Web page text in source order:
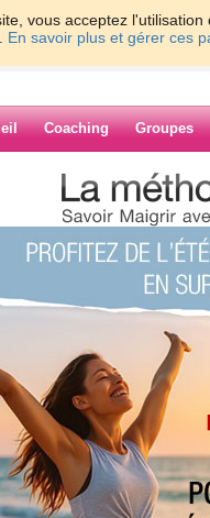
vous acceptez
En savoir plus et gérer ces
Coaching Groupes
>
de guel23
21 - 30 31 - 40 41 - 50 51 -
51 52 53 54 55
santé ....
21/12/2011 à 14:14
s'est la santé